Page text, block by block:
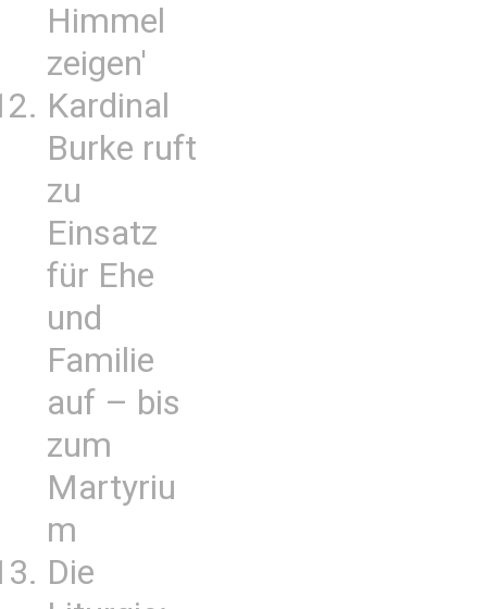
Himmel
zeigen'
Kardinal
Burke ruft
zu
Einsatz
für Ehe
und
Familie
auf – bis
zum
Martyriu
m
Die